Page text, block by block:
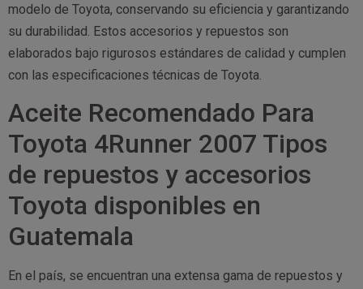
modelo de Toyota, conservando su eficiencia y garantizando
su durabilidad. Estos accesorios y repuestos son
elaborados bajo rigurosos estándares de calidad y cumplen
con las especificaciones técnicas de Toyota.
Aceite Recomendado Para
Toyota 4Runner 2007 Tipos
de repuestos y accesorios
Toyota disponibles en
Guatemala
En el país, se encuentran una extensa gama de repuestos y